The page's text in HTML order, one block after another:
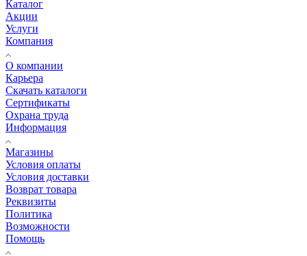
Каталог
Акции
Услуги
Компания
О компании
Карьера
Cкачать каталоги
Сертификаты
Охрана труда
Информация
Магазины
Условия оплаты
Условия доставки
Возврат товара
Реквизиты
Политика
Возможности
Помощь